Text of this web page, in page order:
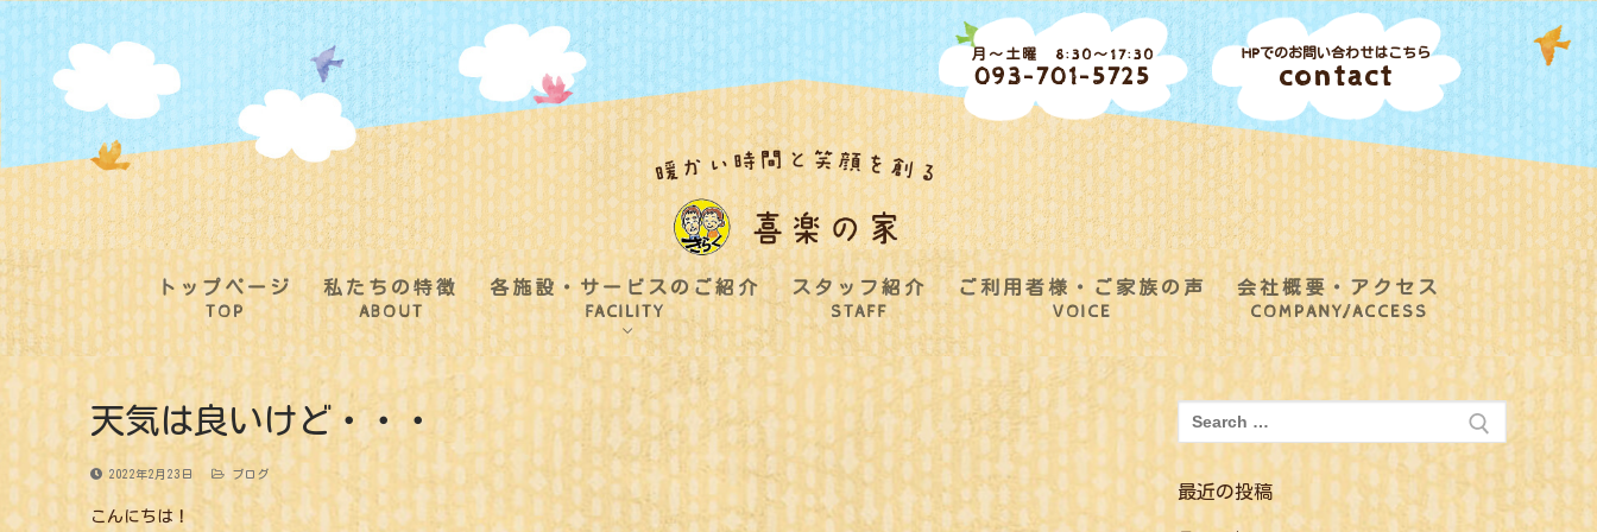
コ
ツ
ス
キ
ッ
プ
月～土曜 8:30～17:30
093-701-5725
HPでのお問い合わせはこちら
contact
トップページ
TOP
私たちの特徴
ABOUT
各施設・サービスのご紹介
FACILITY
スタッフ紹介
STAFF
ご利用者様・ご家族の声
VOICE
会社概要・アクセス
COMPANY/ACCESS
天気は良いけど・・・
2022年2月23日 ブログ
こんにちは！
索:
最近の投稿